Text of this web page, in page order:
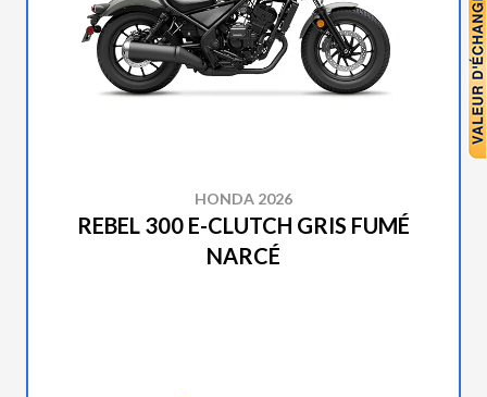
HONDA 2026
REBEL 300 E-CLUTCH GRIS FUMÉ
NARCÉ